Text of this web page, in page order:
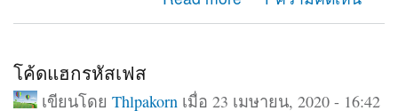
โค้ดแฮกรหัสเฟส
เขียนโดย Thlpakornเมื่อ 23 เมษายน, 2020 - 16:42